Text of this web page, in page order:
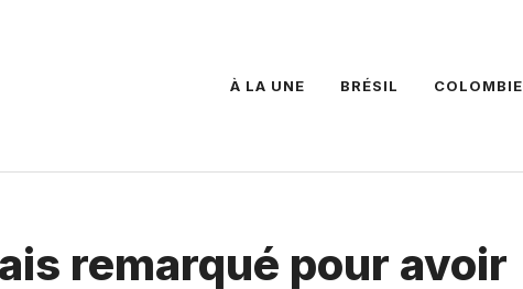
À LA UNE BRÉSIL COLOMBIE
remarqué pour avoir